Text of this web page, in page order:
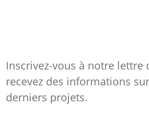
Inscrivez-vous à notre lettre
recevez des informations
derniers projets.